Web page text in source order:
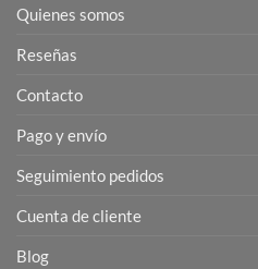
Quienes somos
Reseñas
Contacto
Pago y envío
Seguimiento pedidos
Cuenta de cliente
Blog